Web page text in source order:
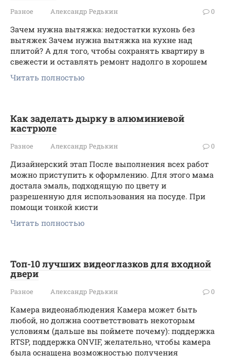
Разное Александр Редькин 0
Зачем нужна вытяжка: недостатки кухонь без
вытяжек Зачем нужна вытяжка на кухне над
плитой? А для того, чтобы сохранять квартиру в
свежести и оставлять ремонт надолго в хорошем
Читать полностью
Как заделать дырку в алюминиевой
кастрюле
Разное Александр Редькин 0
Дизайнерский этап После выполнения всех работ
можно приступить к оформлению. Для этого мама
достала эмаль, подходящую по цвету и
разрешенную для использования на посуде. При
помощи тонкой кисти
Читать полностью
Топ-10 лучших видеоглазков для входной
двери
Разное Александр Редькин 0
Камера видеонаблюдения Камера может быть
любой, но должна соответствовать некоторым
условиям (дальше вы поймете почему): поддержка
RTSP, поддержка ONVIF, желательно, чтобы камера
была оснащена возможностью получения